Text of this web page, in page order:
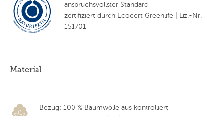
anspruchsvollster Standard
zertifiziert durch Ecocert Greenlife | Liz.-Nr.
151701
Material
Bezug: 100 % Baumwolle aus kontrolliert